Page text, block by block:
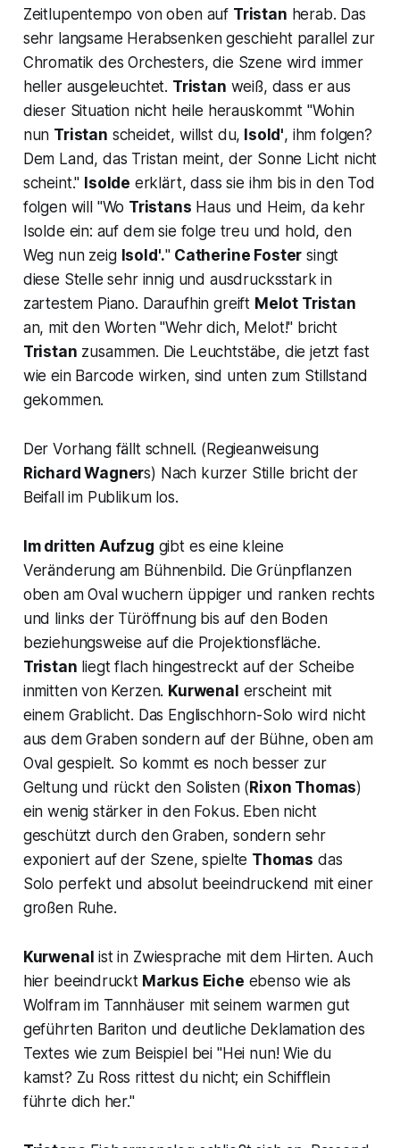
Zeitlupentempo von oben auf Tristan herab. Das
sehr langsame Herabsenken geschieht parallel zur
Chromatik des Orchesters, die Szene wird immer
heller ausgeleuchtet. Tristan weiß, dass er aus
dieser Situation nicht heile herauskommt "Wohin
nun Tristan scheidet, willst du, Isold', ihm folgen?
Dem Land, das Tristan meint, der Sonne Licht nicht
scheint." Isolde erklärt, dass sie ihm bis in den Tod
folgen will "Wo Tristans Haus und Heim, da kehr
Isolde ein: auf dem sie folge treu und hold, den
Weg nun zeig Isold'." Catherine Foster singt
diese Stelle sehr innig und ausdrucksstark in
zartestem Piano. Daraufhin greift Melot Tristan
an, mit den Worten"Wehr dich, Melot!" bricht
Tristan zusammen. Die Leuchtstäbe, die jetzt fast
wie ein Barcode wirken, sind unten zum Stillstand
gekommen.
Der Vorhang fällt schnell. (Regieanweisung
Richard Wagners) Nach kurzer Stille bricht der
Beifall im Publikum los.
Im dritten Aufzug gibt es eine kleine
Veränderung am Bühnenbild. Die Grünpflanzen
oben am Oval wuchern üppiger und ranken rechts
und links der Türöffnung bis auf den Boden
beziehungsweise auf die Projektionsfläche.
Tristan liegt flach hingestreckt auf der Scheibe
inmitten von Kerzen. Kurwenal erscheint mit
einem Grablicht. Das Englischhorn-Solo wird nicht
aus dem Graben sondern auf der Bühne, oben am
Oval gespielt. So kommt es noch besser zur
Geltung und rückt den Solisten (Rixon Thomas)
ein wenig stärker in den Fokus. Eben nicht
geschützt durch den Graben, sondern sehr
exponiert auf der Szene, spielte Thomas das
Solo perfekt und absolut beeindruckend mit einer
großen Ruhe.
Kurwenal ist in Zwiesprache mit dem Hirten. Auch
hier beeindrucktMarkus Eiche ebenso wie als
Wolfram im Tannhäuser mit seinem warmen gut
geführten Bariton und deutliche Deklamation des
Textes wie zum Beispiel bei "Hei nun! Wie du
kamst? Zu Ross rittest du nicht; ein Schifflein
führte dich her."